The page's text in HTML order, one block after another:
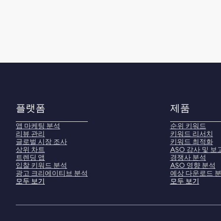
플랫폼
앱 마케팅 분석
리뷰 관리
글로벌 시장 조사
상위 차트
트렌딩 앱
입찰 키워드 분석
광고 크리에이티브 분석
모두 보기
제품
순위 키워드
키워드 리서치
키워드 최적화
ASO 감사 및 보
경쟁사 분석
ASO 영향 분석
예상 다운로드
모두 보기